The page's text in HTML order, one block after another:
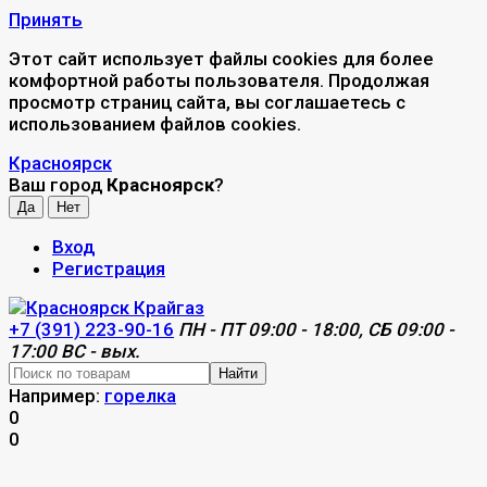
Принять
Этот сайт использует файлы cookies для более
комфортной работы пользователя. Продолжая
просмотр страниц сайта, вы соглашаетесь с
использованием файлов cookies.
Красноярск
Ваш город Красноярск?
Вход
Регистрация
+7 (391) 223-90-16 ПН - ПТ 09:00 - 18:00, СБ 09:00 -
17:00 ВС - вых.
Найти
Например: горелка
0
0